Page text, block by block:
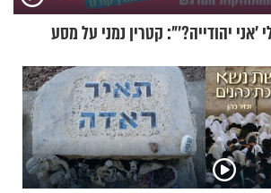
יהודייה?'": קטרין נמני על מסע